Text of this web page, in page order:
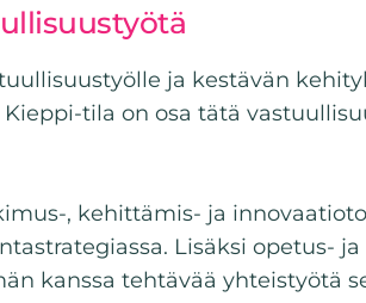
ja kestävän
tila on osa tätä
, kehittämis- ja
Lisäksi opetus-
kanssa tehtävää yhteistyötä